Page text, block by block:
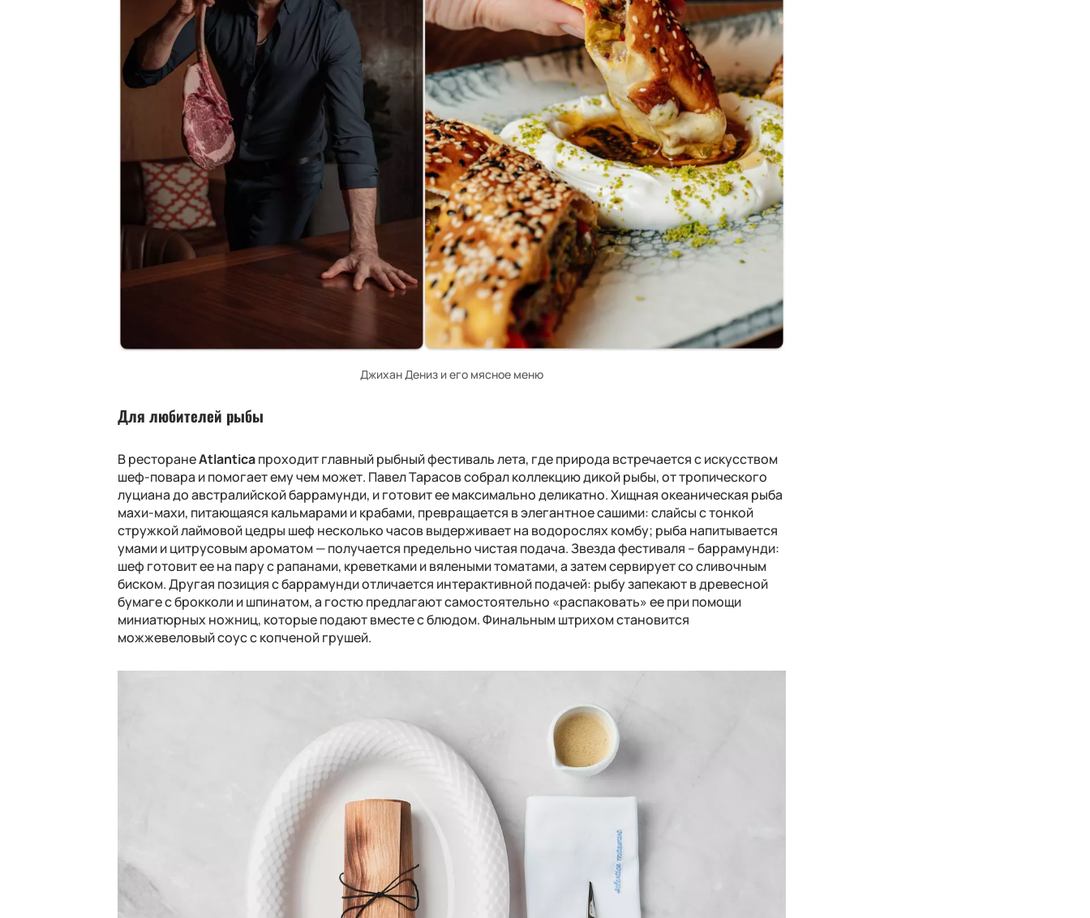
Джихан Дениз и его мясное меню
Для любителей рыбы
В ресторанеAtlanticaпроходит главный рыбный фестиваль лета, где природа встречается с искусством
шеф-повара и помогает ему чем может. Павел Тарасов собрал коллекцию дикой рыбы, от тропического
луциана до австралийской баррамунди, и готовит ее максимально деликатно.Хищная океаническая рыба
махи-махи, питающаяся кальмарами и крабами, превращается в элегантное сашими: слайсы с тонкой
стружкой лаймовой цедры шеф несколько часов выдерживает на водорослях комбу; рыба напитывается
умами и цитрусовым ароматом — получается предельно чистая подача.Звезда фестиваля – баррамунди:
шеф готовит ее на пару с рапанами, креветками и вялеными томатами,а затем сервирует со сливочным
биском.Другая позиция с баррамунди отличается интерактивной подачей: рыбу запекают в древесной
бумаге с брокколи и шпинатом,а гостю предлагают самостоятельно «распаковать» ее при помощи
миниатюрных ножниц, которыеподают вместе с блюдом.Финальным штрихом становится
можжевеловый соус с копченой грушей.